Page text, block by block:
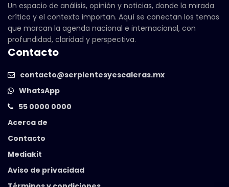
Un espacio de análisis, opinión y noticias, donde la mirada
crítica y el contexto importan. Aquí se conectan los temas
que marcan la agenda nacional e internacional, con
profundidad, claridad y perspectiva.
Contacto
contacto@serpientesyescaleras.mx
WhatsApp
55 0000 0000
Acerca de
Contacto
Mediakit
Aviso de privacidad